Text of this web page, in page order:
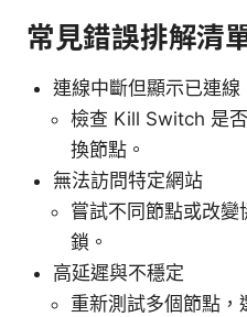
常見錯誤排解清
連線中斷但顯示已連線
檢查 Kill Switch 是
換節點。
無法訪問特定網站
嘗試不同節點或改
鎖。
高延遲與不穩定
重新測試多個節點，